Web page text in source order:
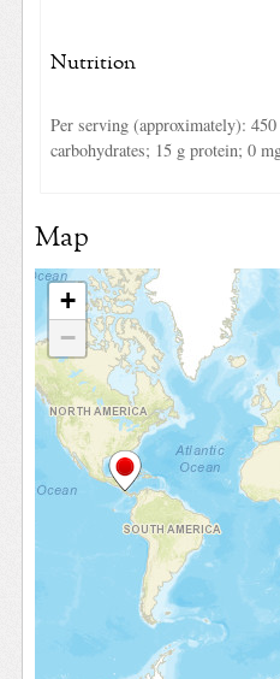
Nutrition
Per serving (approximately):
carbohydrates; 15 g protein; 0
Map